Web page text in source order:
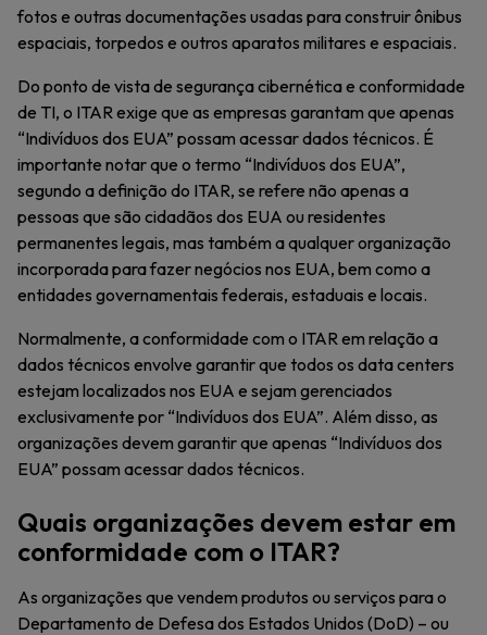
fotos e outras documentações usadas para construir ônibus
espaciais, torpedos e outros aparatos militares e espaciais.
Do ponto de vista de segurança cibernética e conformidade
de TI, o ITAR exige que as empresas garantam que apenas
“Indivíduos dos EUA” possam acessar dados técnicos. É
importante notar que o termo “Indivíduos dos EUA”,
segundo a definição do ITAR, se refere não apenas a
pessoas que são cidadãos dos EUA ou residentes
permanentes legais, mas também a qualquer organização
incorporada para fazer negócios nos EUA, bem como a
entidades governamentais federais, estaduais e locais.
Normalmente, a conformidade com o ITAR em relação a
dados técnicos envolve garantir que todos os data centers
estejam localizados nos EUA e sejam gerenciados
exclusivamente por “Indivíduos dos EUA”. Além disso, as
organizações devem garantir que apenas “Indivíduos dos
EUA” possam acessar dados técnicos.
Quais organizações devem estar em
conformidade com o ITAR?
As organizações que vendem produtos ou serviços para o
Departamento de Defesa dos Estados Unidos (DoD) – ou